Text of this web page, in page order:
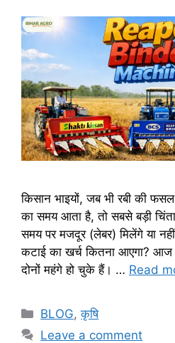
किसान भाइयों, जब भी रबी की
का समय आता है, तो सबसे बड़ी चिंता
समय पर मजदूर (लेबर) मिलेंगे या
कटाई का खर्च कितना आएगा?
दोनों महंगे हो चुके हैं। … Read
BLOG,कृषि
Leave a comment